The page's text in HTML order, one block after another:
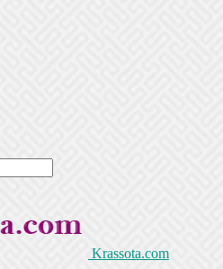
Krassota.com